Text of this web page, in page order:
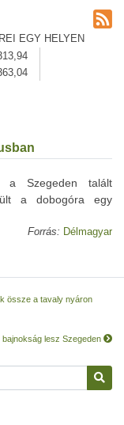
EGY HELYEN
a Szegeden talált
a dobogóra egy
Forrás: Délmagyar
össze a tavaly nyáron
lesz Szegeden